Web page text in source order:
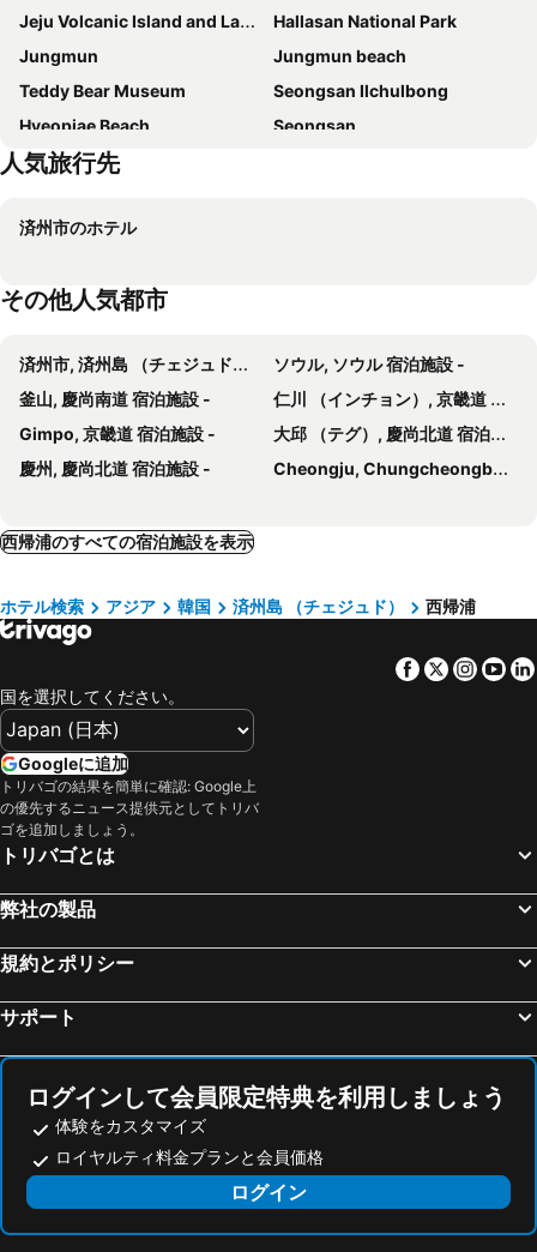
The Grand Sumorum
ゴールドワンホテル&スイート
Golden Daisy Hotel
西帰浦 KAL ホテル
Jeju Western Grace Hotel
SweetMay Jeju Hotel
Hotel The Grang Seogwipo
Glam Blue
Seogwipo JS Hotel
Grand Josun Jeju
パーク サンシャイン チェジュ
Gladsheim Hotel
Bloom Hotel
Shin Shin Hotel Seogwipo
ザ スイーツ ホテル ジェジュ
Benikea Jungmun Hotel
The Lucete Hotel
ザ ウィ ホテル
Cheonjiyeon Crystal Hotel
Jungmoon City Hotel
ミンジューンガック ゲストハウス
Hotel Rest Seogwipo
ホテル ケニー ストーリー
Lavender Jeju
グッド イン ホテル
The Born Jeju
Breeze Bay Hotel
The Some Pension
The Best Jeju Seongsan
Hotel Stay Interview Jeju
Jeju Volcanic Island and Lava Tubes
Hallasan National Park
Jungmun
Jungmun beach
Teddy Bear Museum
Seongsan Ilchulbong
Hyeopjae Beach
Seongsan
人気旅行先
済州市のホテル
その他人気都市
済州市, 済州島 （チェジュド） 宿泊施設 -
ソウル, ソウル 宿泊施設 -
釜山, 慶尚南道 宿泊施設 -
仁川 （インチョン）, 京畿道 宿泊施設 -
Gimpo, 京畿道 宿泊施設 -
大邱 （テグ）, 慶尚北道 宿泊施設 -
慶州, 慶尚北道 宿泊施設 -
Cheongju, Chungcheongbuk-do 宿泊施設 -
西帰浦のすべての宿泊施設を表示
ホテル検索 アジア 韓国 済州島 （チェジュド） 西帰浦
Facebook
Twitter
国を選択してください。
Googleに追加
トリバゴの結果を簡単に確認: Google上
の優先するニュース提供元としてトリバ
ゴを追加しましょう。
トリバゴとは
弊社の製品
規約とポリシー
サポート
ログインして会員限定特典を利用しましょう
体験をカスタマイズ
ロイヤルティ料金プランと会員価格
ログイン